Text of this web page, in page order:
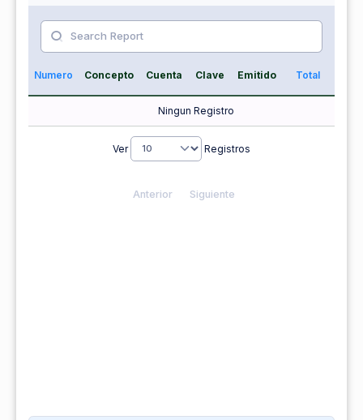
Numero Concepto Cuenta Clave Emitido Total
Ningun Registro
Ver Registros
Anterior Siguiente